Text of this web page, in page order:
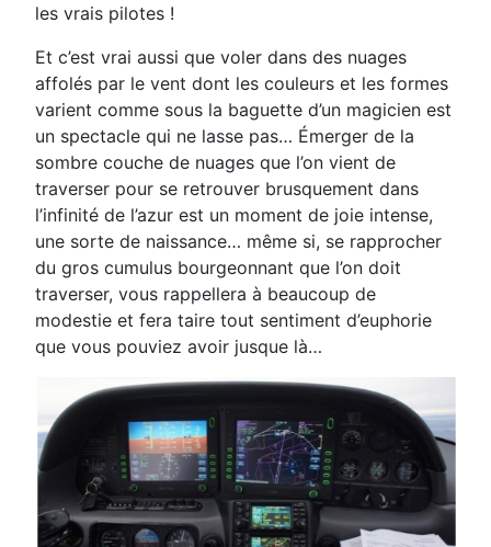
les vrais pilotes !
Et c’est vrai aussi que voler dans des nuages
affolés par le vent dont les couleurs et les formes
varient comme sous la baguette d’un magicien est
un spectacle qui ne lasse pas… Émerger de la
sombre couche de nuages que l’on vient de
traverser pour se retrouver brusquement dans
l’infinité de l’azur est un moment de joie intense,
une sorte de naissance… même si, se rapprocher
du gros cumulus bourgeonnant que l’on doit
traverser, vous rappellera à beaucoup de
modestie et fera taire tout sentiment d’euphorie
que vous pouviez avoir jusque là…